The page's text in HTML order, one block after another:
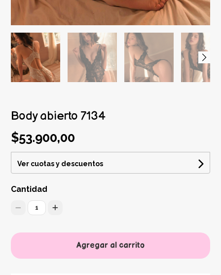
Body abierto 7134
$53.900,00
Ver cuotas y descuentos
Cantidad
1
Agregar al carrito